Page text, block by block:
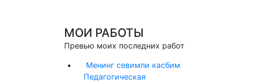
МОИ РАБОТЫ
Превью моих последних работ
Менинг севимли касбим
Педагогическая